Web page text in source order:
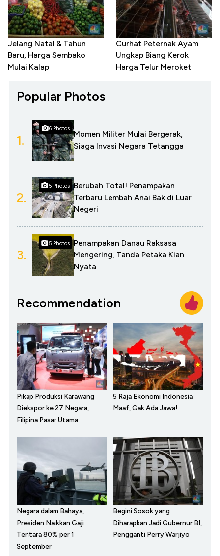
Jelang Natal & Tahun
Baru, Harga Sembako
Mulai Kalap
Curhat Peternak Ayam
Ungkap Biang Kerok
Harga Telur Meroket
Popular Photos
1.
6 Photos
Momen Militer Mulai Bergerak,
Siaga Invasi Negara Tetangga
2.
5 Photos
Berubah Total! Penampakan
Terbaru Lembah Anai Bak di Luar
Negeri
3.
5 Photos
Penampakan Danau Raksasa
Mengering, Tanda Petaka Kian
Nyata
Recommendation
Pikap Produksi Karawang
Diekspor ke 27 Negara,
Filipina Pasar Utama
5 Raja Ekonomi Indonesia:
Maaf, Gak Ada Jawa!
Negara dalam Bahaya,
Presiden Naikkan Gaji
Tentara 80% per 1
September
Begini Sosok yang
Diharapkan Jadi Gubernur BI,
Pengganti Perry Warjiyo